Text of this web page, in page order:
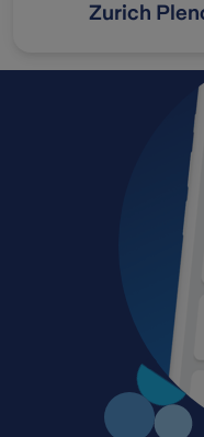
Zurich